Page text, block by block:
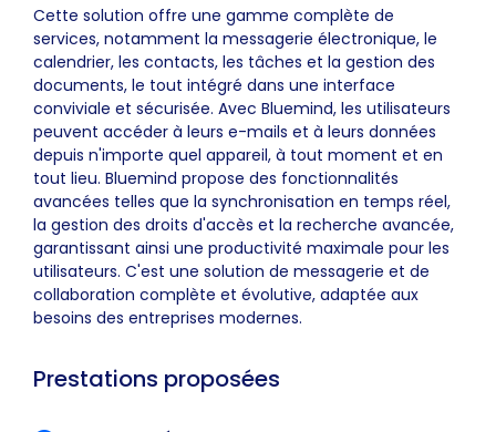
Cette solution offre une gamme complète de
services, notamment la messagerie électronique, le
calendrier, les contacts, les tâches et la gestion des
documents, le tout intégré dans une interface
conviviale et sécurisée. Avec Bluemind, les utilisateurs
peuvent accéder à leurs e-mails et à leurs données
depuis n'importe quel appareil, à tout moment et en
tout lieu. Bluemind propose des fonctionnalités
avancées telles que la synchronisation en temps réel,
la gestion des droits d'accès et la recherche avancée,
garantissant ainsi une productivité maximale pour les
utilisateurs. C'est une solution de messagerie et de
collaboration complète et évolutive, adaptée aux
besoins des entreprises modernes.
Prestations proposées